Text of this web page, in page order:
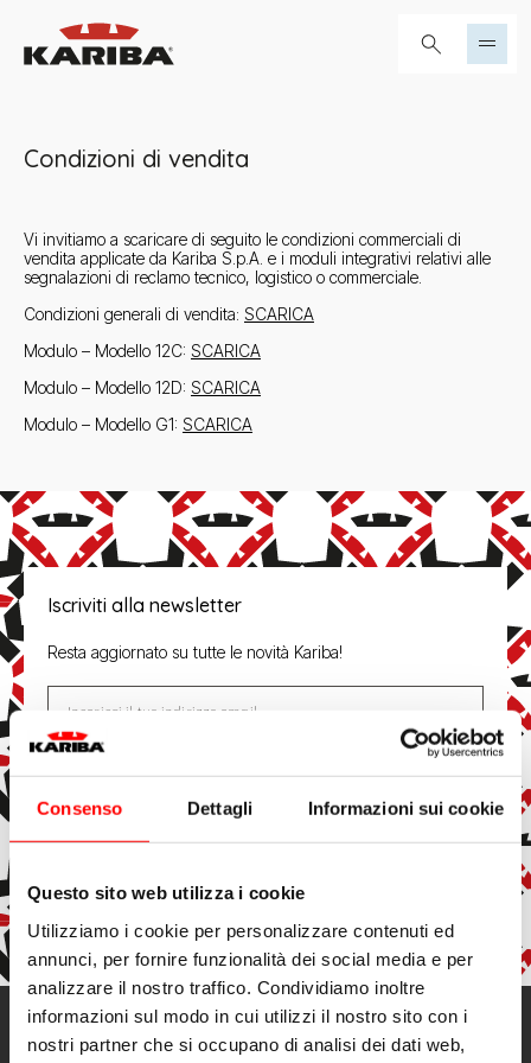
Consenso Dettagli Informazioni sui cookie
Questo sito web utilizza i cookie
Utilizziamo i cookie per personalizzare contenuti ed
annunci, per fornire funzionalità dei social media e per
analizzare il nostro traffico. Condividiamo inoltre
informazioni sul modo in cui utilizzi il nostro sito con i
nostri partner che si occupano di analisi dei dati web,
Condizioni di vendita
Vi invitiamo a scaricare di seguito le condizioni commerciali di
vendita applicate da Kariba S.p.A. e i moduli integrativi relativi alle
segnalazioni di reclamo tecnico, logistico o commerciale.
Condizioni generali di vendita: SCARICA
Modulo – Modello 12C: SCARICA
Modulo – Modello 12D: SCARICA
Modulo – Modello G1: SCARICA
Iscriviti alla newsletter
Resta aggiornato su tutte le novità Kariba!
Inserisci il tuo indirizzo email
Iscrivendoti, accetti di ricevere e-mail di marketing e
Contatti